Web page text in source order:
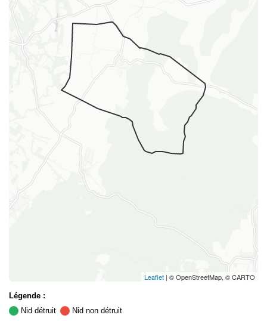
Leaflet | © OpenStreetMap, © CARTO
Légende :
Nid détruit
Nid non détruit